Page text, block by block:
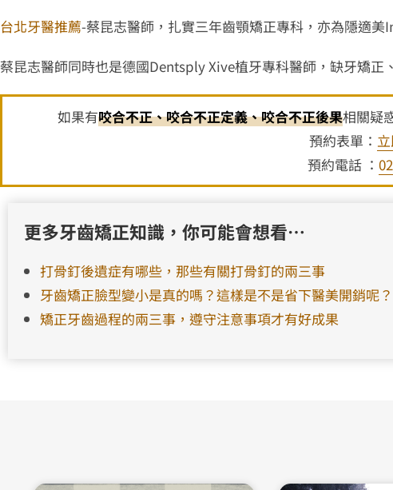
台北牙醫推薦-蔡昆志醫師，扎實三年齒顎矯正專科，亦為隱適
蔡昆志醫師同時也是德國Dentsply Xive植牙專科醫師，缺牙矯正
如果有咬合不正、咬合不正定義、咬合不正後果相關疑
預約表單：
預約電話 ：
更多牙齒矯正知識，你可能會想看…
打骨釘後遺症有哪些，那些有關打骨釘的兩三事
牙齒矯正臉型變小是真的嗎？這樣是不是省下醫美開銷呢？
矯正牙齒過程的兩三事，遵守注意事項才有好成果